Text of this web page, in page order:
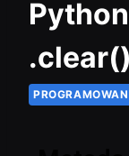
.clear()